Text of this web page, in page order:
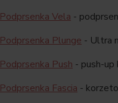
Podprsenka Vela -
Podprsenka Plunge - Ultra
Podprsenka Push - push-
Podprsenka Fascia -